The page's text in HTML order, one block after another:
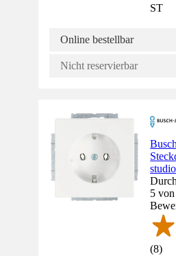
ST
Online bestellbar
Nicht reservierbar
5
(8)